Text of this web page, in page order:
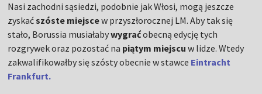
Nasi zachodni sąsiedzi, podobnie jak Włosi, mogą jeszcze
zyskaćszóste miejscew przyszłorocznej LM. Aby tak się
stało, Borussia musiałabywygraćobecną edycję tych
rozgrywek oraz pozostać na piątym miejscu w lidze. Wtedy
zakwalifikowałby się szósty obecnie w stawce Eintracht
Frankfurt.